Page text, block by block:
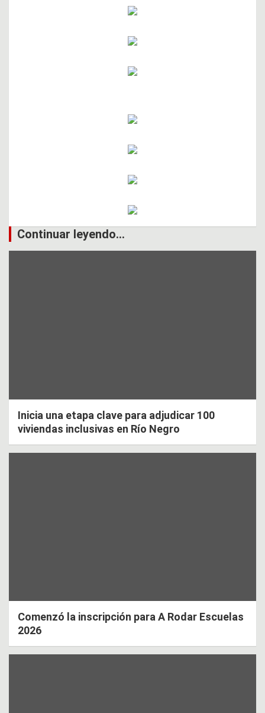
Continuar leyendo...
Inicia una etapa clave para adjudicar 100
viviendas inclusivas en Río Negro
Comenzó la inscripción para A Rodar Escuelas
2026